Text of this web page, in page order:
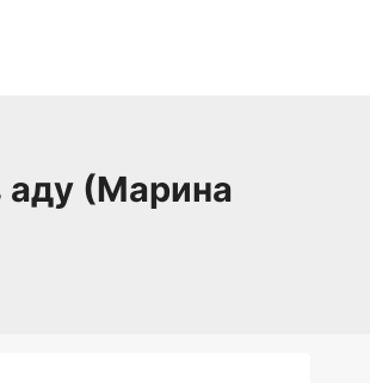
аду (Марина